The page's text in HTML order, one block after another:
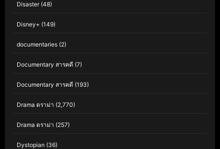
Disaster(48)
Disney+ (149)
documentaries (2)
Documentary สารคดี (7)
Documentary สารคดี (193)
Drama ดราม่า (2,770)
Drama ดราม่า (257)
Dystopian (36)